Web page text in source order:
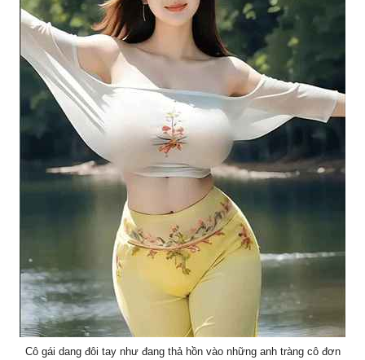
Cô gái dang đôi tay như đang thả hồn vào những anh tràng cô đơn